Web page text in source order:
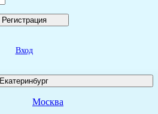
Регистрация
Вход
Екатеринбург
Москва